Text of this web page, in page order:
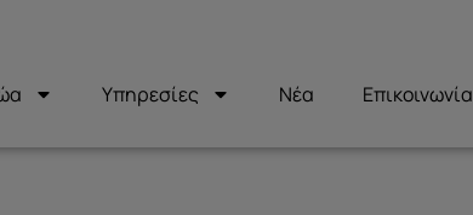
Υπηρεσίες Νέα Επικοινωνία